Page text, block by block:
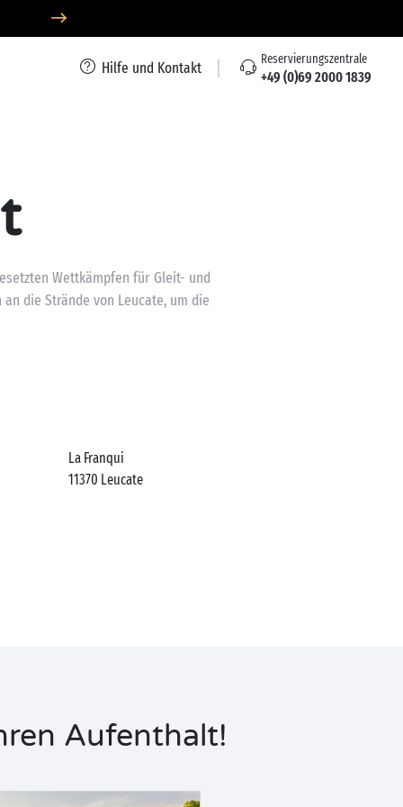
Hilfe und Kontakt Reservierungszentrale
+49 (0)69 2000 1839
Wettkämpfen für Gleit- und
die Strände von Leucate, um die
La Franqui
11370 Leucate
Aufenthalt!